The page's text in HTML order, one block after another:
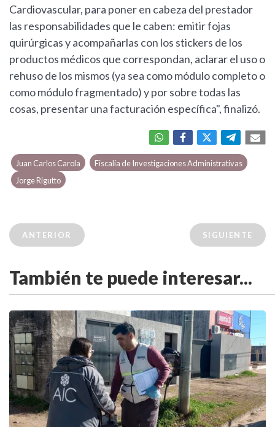
Cardiovascular, para poner en cabeza del prestador
las responsabilidades que le caben: emitir fojas
quirúrgicas y acompañarlas con los stickers de los
productos médicos que correspondan, aclarar el uso o
rehuso de los mismos (ya sea como módulo completo o
como módulo fragmentado) y por sobre todas las
cosas, presentar una facturación específica", finalizó.
Juan Carlos Carola
Fiscalía de Investigaciones Administrativas
Jorge Rigutto
ANTERIOR SIGUIENTE
También te puede interesar...